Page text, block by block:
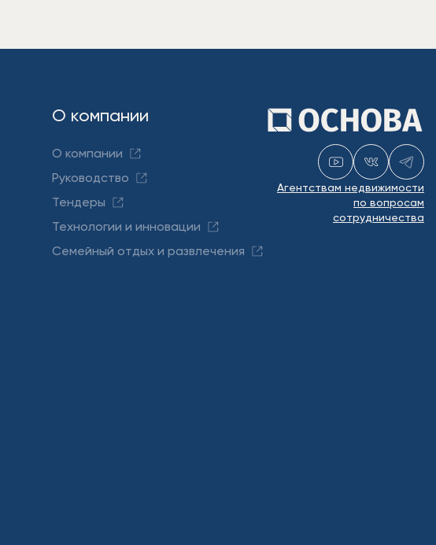
О компании
О компании
Руководство
Тендеры
Технологии и инновации
Семейный отдых и развлечения
Агентствам недвижимости
по вопросам
сотрудничества